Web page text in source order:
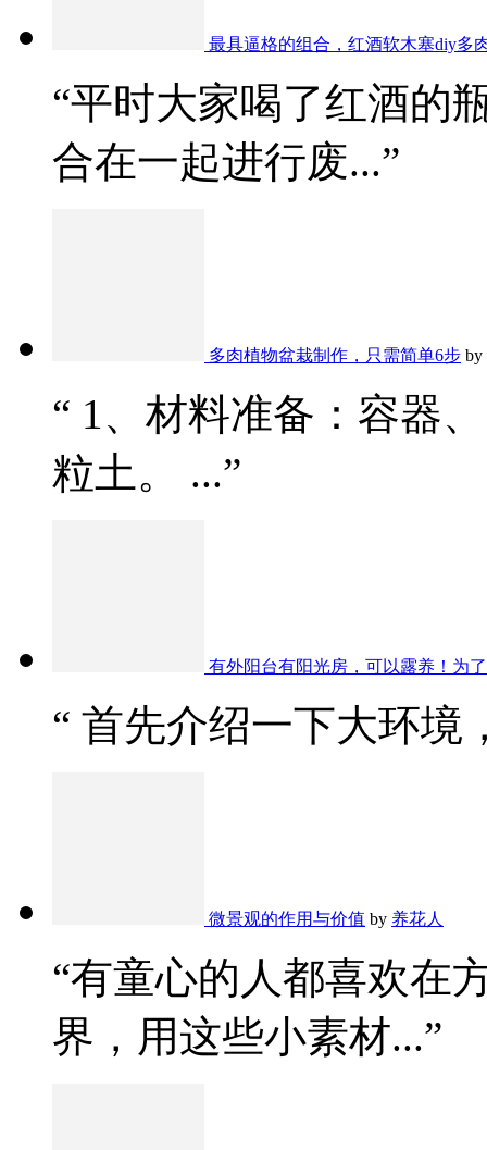
最具逼格的组合，红酒软木塞diy多
“平时大家喝了红酒的
合在一起进行废...”
多肉植物盆栽制作，只需简单6步 by
“ 1、材料准备：容器
粒土。 ...”
有外阳台有阳光房，可以露养！为
“ 首先介绍一下大环境
微景观的作用与价值 by 养花人
“有童心的人都喜欢在
界，用这些小素材...”